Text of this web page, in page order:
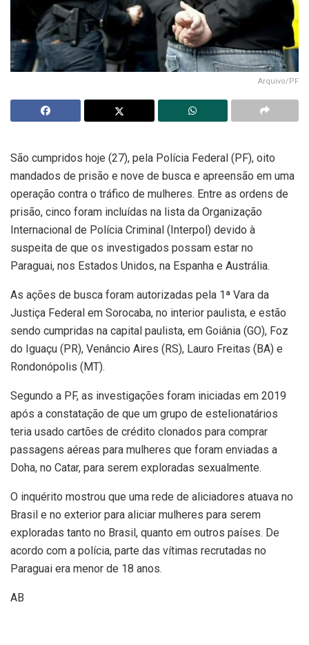
Arquivo/PF
São cumpridos hoje (27), pela Polícia Federal (PF), oito
mandados de prisão e nove de busca e apreensão em uma
operação contra o tráfico de mulheres. Entre as ordens de
prisão, cinco foram incluídas na lista da Organização
Internacional de Polícia Criminal (Interpol) devido à
suspeita de que os investigados possam estar no
Paraguai, nos Estados Unidos, na Espanha e Austrália.
As ações de busca foram autorizadas pela 1ª Vara da
Justiça Federal em Sorocaba, no interior paulista, e estão
sendo cumpridas na capital paulista, em Goiânia (GO), Foz
do Iguaçu (PR), Venâncio Aires (RS), Lauro Freitas (BA) e
Rondonópolis (MT).
Segundo a PF, as investigações foram iniciadas em 2019
após a constatação de que um grupo de estelionatários
teria usado cartões de crédito clonados para comprar
passagens aéreas para mulheres que foram enviadas a
Doha, no Catar, para serem exploradas sexualmente.
O inquérito mostrou que uma rede de aliciadores atuava no
Brasil e no exterior para aliciar mulheres para serem
exploradas tanto no Brasil, quanto em outros países. De
acordo com a polícia, parte das vítimas recrutadas no
Paraguai era menor de 18 anos.
AB